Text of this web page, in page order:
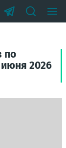
по
2026